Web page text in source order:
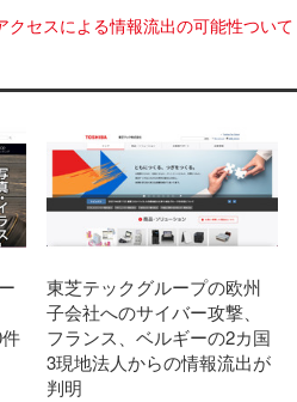
セスによる情報流出の可能性ついて
東芝テックグループの欧州
子会社へのサイバー攻撃、
フランス、ベルギーの2カ国
3現地法人からの情報流出が
判明